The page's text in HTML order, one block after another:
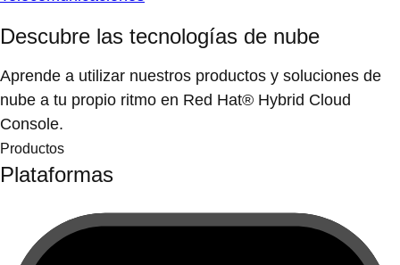
Descubre las tecnologías de nube
Aprende a utilizar nuestros productos y soluciones de
nube a tu propio ritmo en Red Hat® Hybrid Cloud
Console.
Productos
Plataformas